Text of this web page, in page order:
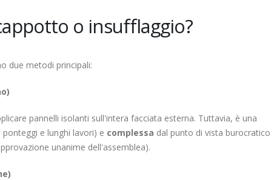
o insufflaggio?
due metodi principali:
pannelli isolanti sull'intera facciata esterna. Tuttavia, è una
ponteggi e lunghi lavori) e complessa dal punto di vista burocratico
unanime dell'assemblea).